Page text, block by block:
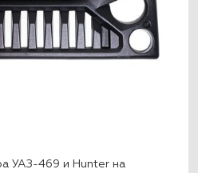
УАЗ-469 и Hunter на